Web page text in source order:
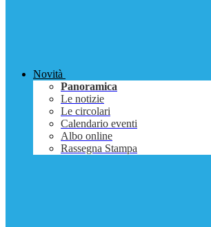
Novità
Panoramica
Le notizie
Le circolari
Calendario eventi
Albo online
Rassegna Stampa